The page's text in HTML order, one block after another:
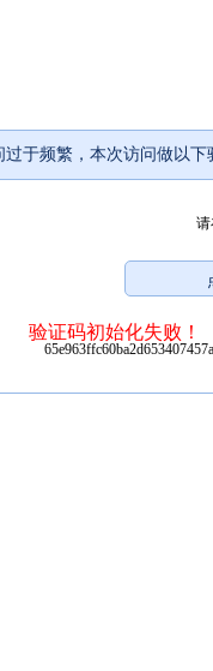
过于频繁，本次访问做以下
验证码初始化失败！